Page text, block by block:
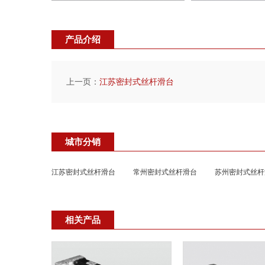
产品介绍
上一页： 江苏密封式丝杆滑台
城市分销
江苏密封式丝杆滑台 常州密封式丝杆滑台 苏州密封式丝
相关产品